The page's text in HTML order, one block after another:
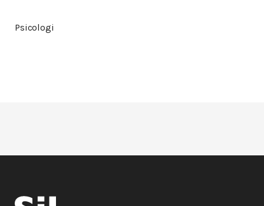
Psicologi